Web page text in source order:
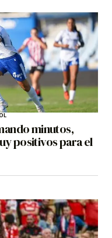
minutos,
positivos para el